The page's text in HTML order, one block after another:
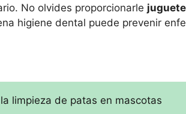
No olvides proporcionarle
higiene dental puede prevenir
limpieza de patas en mascotas